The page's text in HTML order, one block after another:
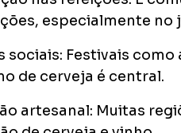
especialmente no
sociais: Festivais
de cerveja é central.
artesanal: Muitas